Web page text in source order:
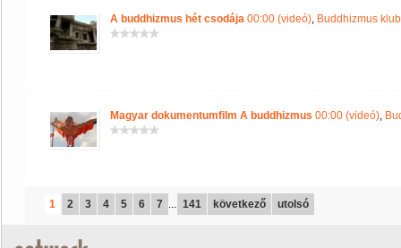
A buddhizmus hét csodája 00:00 (videó), Buddhizmus klub
Magyar dokumentumfilm A buddhizmus 00:00 (videó),
1 2 3 4 5 6 7 ... 141 következő utolsó